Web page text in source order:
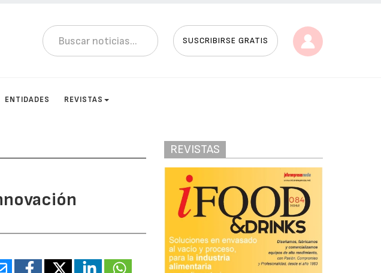
SUSCRIBIRSE GRATIS
ENTIDADES REVISTAS
REVISTAS